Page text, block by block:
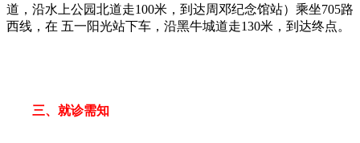
道，沿水上公园北道走100米，到达周邓纪念馆站）乘坐705路
西线，在 五一阳光站下车，沿黑牛城道走130米，到达终点。
三、就诊需知